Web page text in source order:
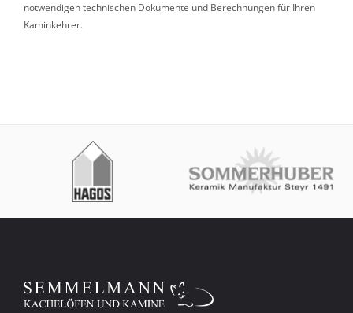
notwendigen technischen Dokumente und Berechnungen für Ihren
Kaminkehrer.